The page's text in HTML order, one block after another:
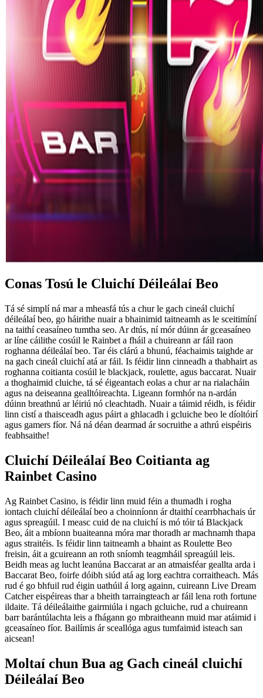
Conas Tosú le Cluichí Déileálaí Beo
Tá sé simplí ná mar a mheasfá tús a chur le gach cineál cluichí
déileálaí beo, go háirithe nuair a bhainimid taitneamh as le sceitimíní
na taithí ceasaíneo tumtha seo. Ar dtús, ní mór dúinn ár gceasaíneo
ar líne cáilithe cosúil le Rainbet a fháil a chuireann ar fáil raon
roghanna déileálaí beo. Tar éis clárú a bhunú, féachaimis taighde ar
na gach cineál cluichí atá ar fáil. Is féidir linn cinneadh a thabhairt as
roghanna coitianta cosúil le blackjack, roulette, agus baccarat. Nuair
a thoghaimid cluiche, tá sé éigeantach eolas a chur ar na rialacháin
agus na deiseanna gealltóireachta. Ligeann formhór na n-ardán
dúinn breathnú ar léiriú nó cleachtadh. Nuair a táimid réidh, is féidir
linn cistí a thaisceadh agus páirt a ghlacadh i gcluiche beo le díoltóirí
agus gamers fíor. Ná ná déan dearmad ár socruithe a athrú eispéiris
feabhsaithe!
Cluichí Déileálaí Beo Coitianta ag
Rainbet Casino
Ag Rainbet Casino, is féidir linn muid féin a thumadh i rogha
iontach cluichí déileálaí beo a choinníonn ár dtaithí cearrbhachais úr
agus spreagúil. I measc cuid de na cluichí is mó tóir tá Blackjack
Beo, áit a mbíonn buaiteanna móra mar thoradh ar machnamh thapa
agus straitéis. Is féidir linn taitneamh a bhaint as Roulette Beo
freisin, áit a gcuireann an roth sníomh teagmháil spreagúil leis.
Beidh meas ag lucht leanúna Baccarat ar an atmaisféar geallta arda i
Baccarat Beo, foirfe dóibh siúd atá ag lorg eachtra corraitheach. Más
rud é go bhfuil rud éigin uathúil á lorg againn, cuireann Live Dream
Catcher eispéireas thar a bheith tarraingteach ar fáil lena roth fortune
ildaite. Tá déileálaithe gairmiúla i ngach gcluiche, rud a chuireann
barr barántúlachta leis a fhágann go mbraitheann muid mar atáimid i
gceasaíneo fíor. Bailímis ár sceallóga agus tumfaimid isteach san
aicsean!
Moltaí chun Bua ag Gach cineál cluichí
Déileálaí Beo